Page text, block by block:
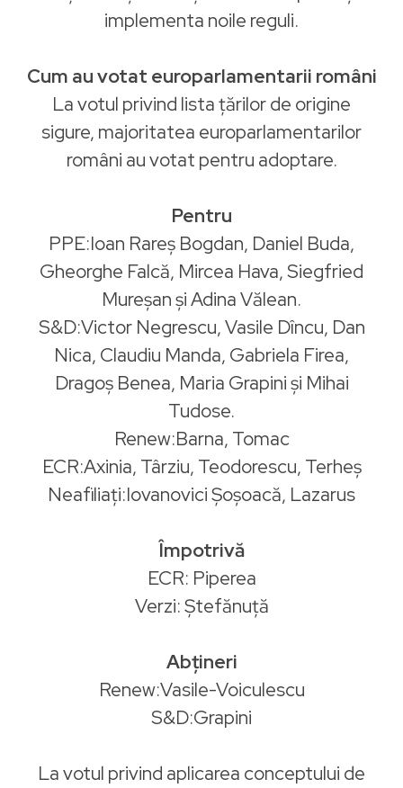
implementa noile reguli.
Cum au votat europarlamentarii români
La votul privind lista țărilor de origine
sigure, majoritatea europarlamentarilor
români au votat pentru adoptare.
Pentru
PPE:Ioan Rareș Bogdan, Daniel Buda,
Gheorghe Falcă, Mircea Hava, Siegfried
Mureșan și Adina Vălean.
S&D:Victor Negrescu, Vasile Dîncu, Dan
Nica, Claudiu Manda, Gabriela Firea,
Dragoș Benea, Maria Grapini și Mihai
Tudose.
Renew:Barna, Tomac
ECR:Axinia, Târziu, Teodorescu, Terheş
Neafiliați:Iovanovici Şoşoacă, Lazarus
Împotrivă
ECR: Piperea
Verzi: Ștefănuță
Abțineri
Renew:Vasile-Voiculescu
S&D:Grapini
La votul privind aplicarea conceptului de